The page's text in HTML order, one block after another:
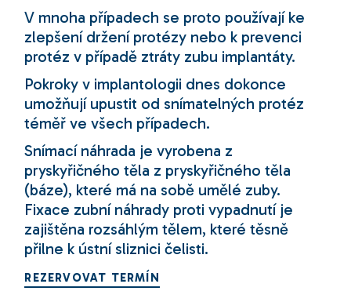
V mnoha případech se proto používají ke
zlepšení držení protézy nebo k prevenci
protéz v případě ztráty zubu implantáty.
Pokroky v implantologii dnes dokonce
umožňují upustit od snímatelných protéz
téměř ve všech případech.
Snímací náhrada je vyrobena z
pryskyřičného těla z pryskyřičného těla
(báze), které má na sobě umělé zuby.
Fixace zubní náhrady proti vypadnutí je
zajištěna rozsáhlým tělem, které těsně
přilne k ústní sliznici čelisti.
REZERVOVAT TERMÍN